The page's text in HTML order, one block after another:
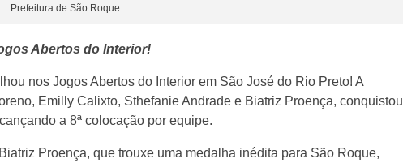
Prefeitura de São Roque
Abertos do Interior!
nos Jogos Abertos do Interior em São José do Rio Preto! A
Emilly Calixto, Sthefanie Andrade e Biatriz Proença, conquistou
a 8ª colocação por equipe.
Proença, que trouxe uma medalha inédita para São Roque,